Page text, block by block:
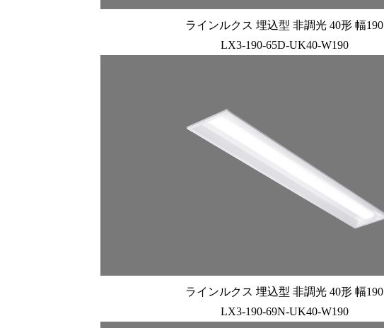
ラインルクス 埋込型 非調光 40形 幅190
LX3-190-65D-UK40-W190
ラインルクス 埋込型 非調光 40形 幅190
LX3-190-69N-UK40-W190